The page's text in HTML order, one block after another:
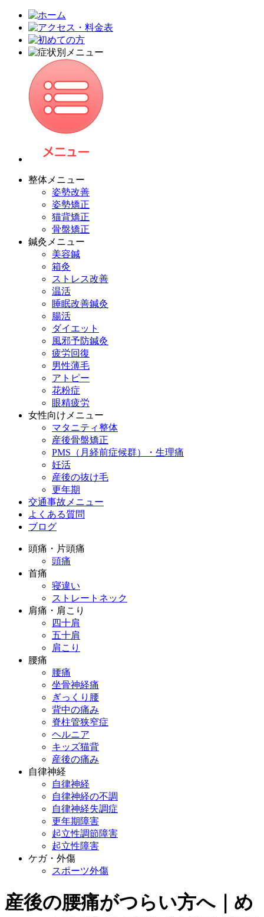
整体メニュー
姿勢改善
姿勢矯正
猫背矯正
骨盤矯正
鍼灸メニュー
美容鍼
箱灸
ストレス改善
温活
睡眠改善鍼灸
腸活
ダイエット
風邪予防鍼灸
疲労回復
男性薄毛
アトピー
花粉症
眼精疲労
女性向けメニュー
マタニティ整体
産後骨盤矯正
PMS（月経前症候群）・生理痛
妊活
産後の抜け毛
更年期
交通事故メニュー
よくある質問
ブログ
頭痛・片頭痛
頭痛
首痛
寝違い
ストレートネック
肩痛・肩こり
四十肩
五十肩
肩こり
腰痛
腰痛
坐骨神経痛
ぎっくり腰
背中の痛み
脊柱管狭窄症
ヘルニア
キッズ猫背
産後の痛み
自律神経
自律神経
自律神経の不調
自律神経失調症
更年期障害
起立性調節障害
起立性障害
ケガ・外傷
スポーツ外傷
産後の腰痛がつらい方へ｜め